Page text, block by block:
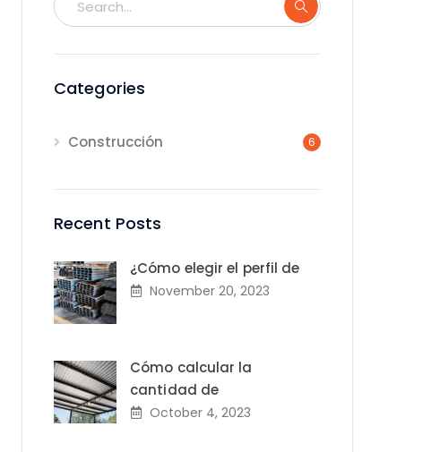
Categories
Construcción 6
Recent Posts
¿Cómo elegir el perfil de
November 20, 2023
Cómo calcular la
cantidad de
October 4, 2023